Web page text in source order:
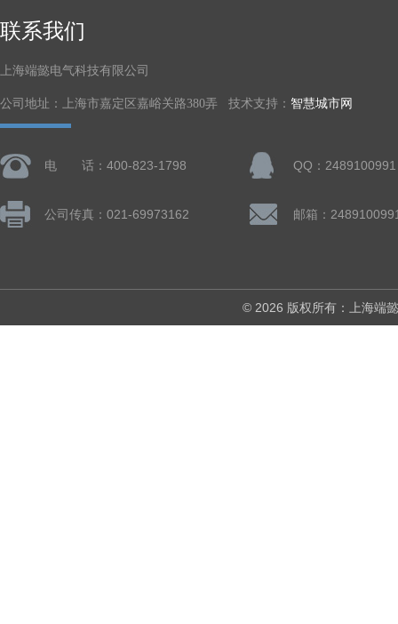
联系我们
上海端懿电气科技有限公司
公司地址：上海市嘉定区嘉峪关路380弄 技术支持： 智慧城市网
电 话：400-823-1798 QQ：2489100991
公司传真：021-69973162 邮箱：
© 2026 版权所有：上海端